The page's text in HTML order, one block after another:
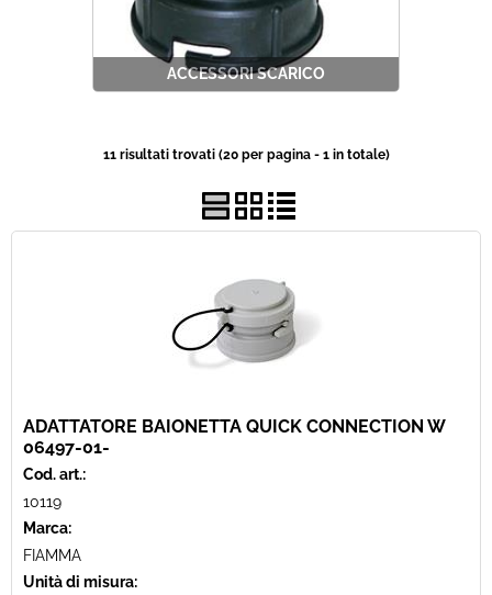
ACCESSORI SCARICO
11 risultati trovati (20 per pagina - 1 in totale)
ADATTATORE BAIONETTA QUICK CONNECTION W
06497-01-
Cod. art.:
10119
Marca:
FIAMMA
Unità di misura: